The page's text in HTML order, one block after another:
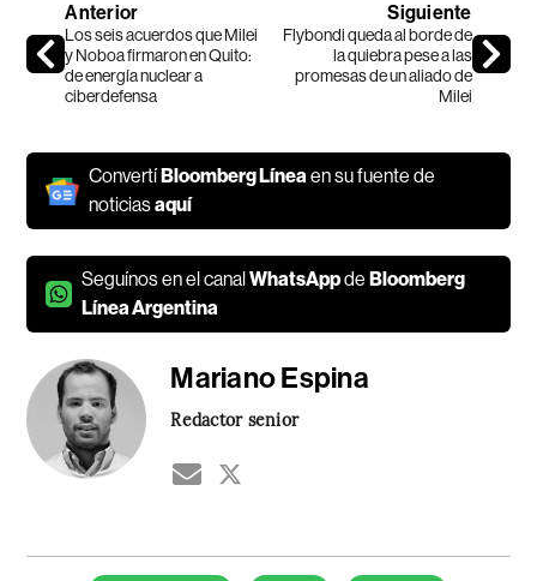
Anterior
Los seis acuerdos que Milei
y Noboa firmaron en Quito:
de energía nuclear a
ciberdefensa
Siguiente
Flybondi queda al borde de
la quiebra pese a las
promesas de un aliado de
Milei
Convertí Bloomberg Líneaen su fuente de
noticiasaquí
Seguínos en el canalWhatsAppde Bloomberg
Línea Argentina
Mariano Espina
Redactor senior